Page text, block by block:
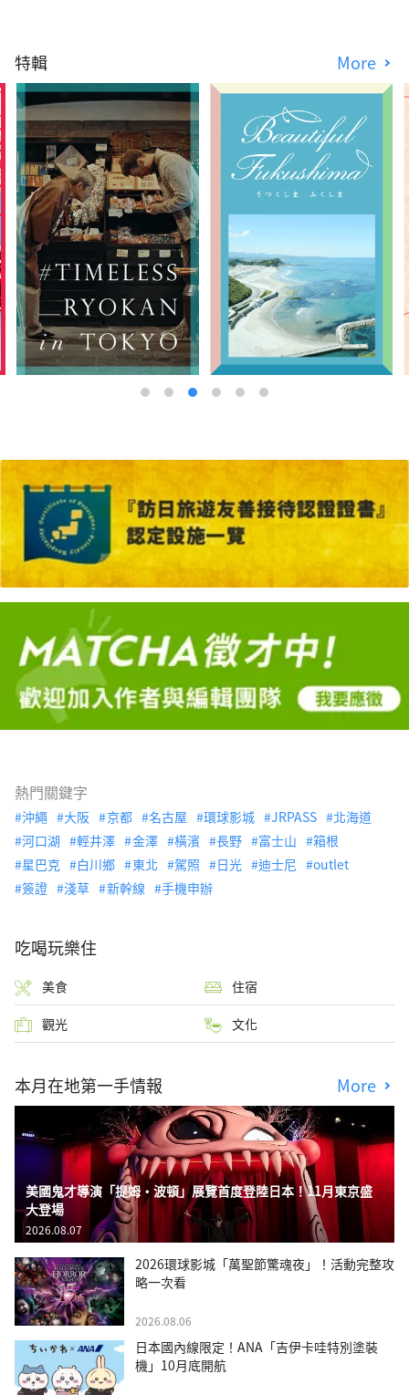
特輯 More
熱門關鍵字
沖繩 大阪 京都 名古屋 環球影城 JRPASS
北海道
河口湖
輕井澤 金澤 橫濱 長野 富士山
箱根
星巴克
白川鄉 東北 駕照 日光 迪士尼
outlet
簽證
淺草 新幹線 手機申辦
吃喝玩樂住
美食 住宿
觀光 文化
本月在地第一手情報 More
美國鬼才導演「提姆・波頓」展覽首度登陸日本！11月東京盛
大登場
2026.08.07
2026環球影城「萬聖節驚魂夜」！活動完整攻
略一次看
2026.08.06
日本國內線限定！ANA「吉伊卡哇特別塗裝
機」10月底開航